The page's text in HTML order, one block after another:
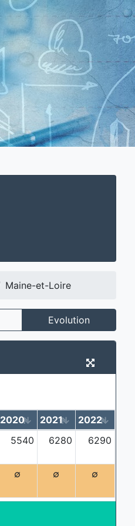
Maine-et-Loire
Evolution
2020 2021
2022
5540 6280 6290
∅ ∅ ∅